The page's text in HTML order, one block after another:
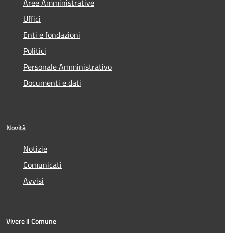
Uffici
Enti e fondazioni
Politici
Personale Amministrativo
Documenti e dati
Novità
Notizie
Comunicati
Avvisi
Vivere il Comune